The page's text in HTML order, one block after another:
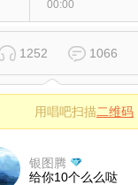
00:00
1252 1066
用唱吧扫描二维码
银图腾
给你10个么么哒